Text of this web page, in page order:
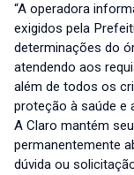
“A operadora
exigidos pela
determinações do
atendendo aos
além de todos os
proteção à saúde e
A Claro mantém
permanentemente
dúvida ou